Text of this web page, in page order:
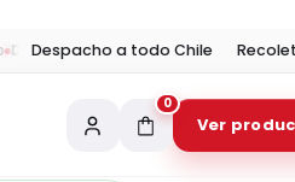
envíos a todo Chile y retiro en
Despacho a todo Chile
0
Ver